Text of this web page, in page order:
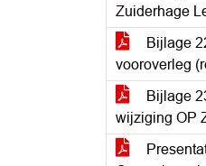
Zuiderhage
Bijlage
vooroverleg
Bijlage
wijziging OP